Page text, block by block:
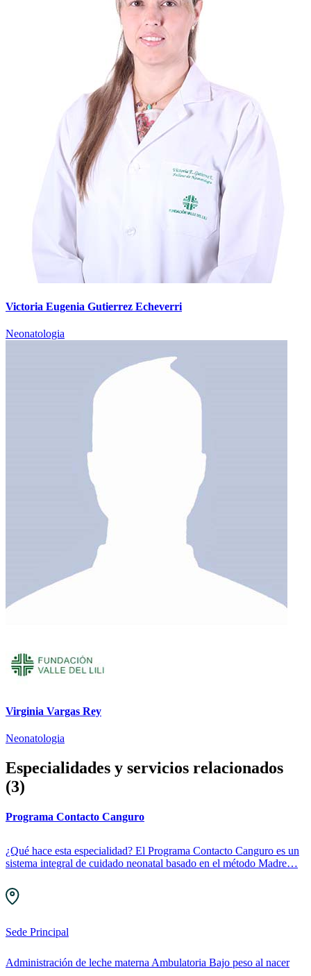
Victoria Eugenia Gutierrez Echeverri
Neonatologia
Virginia Vargas Rey
Neonatologia
Especialidades y servicios relacionados
(3)
Programa Contacto Canguro
¿Qué hace esta especialidad? El Programa Contacto Canguro es un
sistema integral de cuidado neonatal basado en el método Madre…
Sede Principal
Administración de leche materna Ambulatoria Bajo peso al nacer